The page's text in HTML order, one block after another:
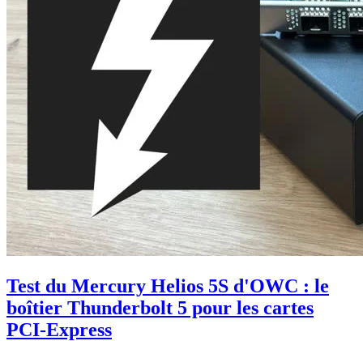
Test du Mercury Helios 5S d'OWC : le
boîtier Thunderbolt 5 pour les cartes
PCI-Express